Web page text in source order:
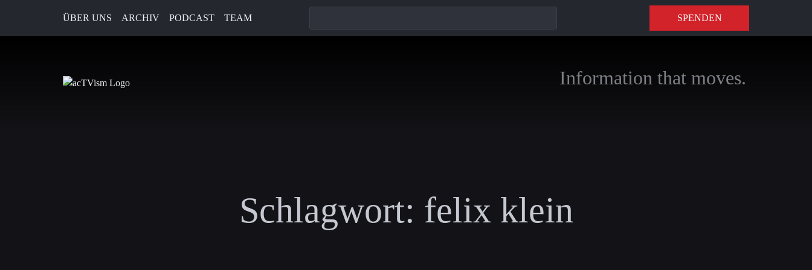
ÜBER UNS ARCHIV PODCAST TEAM SPENDEN
Information that moves.
Schlagwort: felix klein